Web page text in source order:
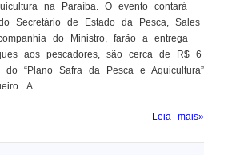
na Paraíba. O evento contará
Secretário de Estado da Pesca, Sales
do Ministro, farão a entrega
aos pescadores, são cerca de R$ 6
“Plano Safra da Pesca e Aquicultura”
A...
Leia mais»